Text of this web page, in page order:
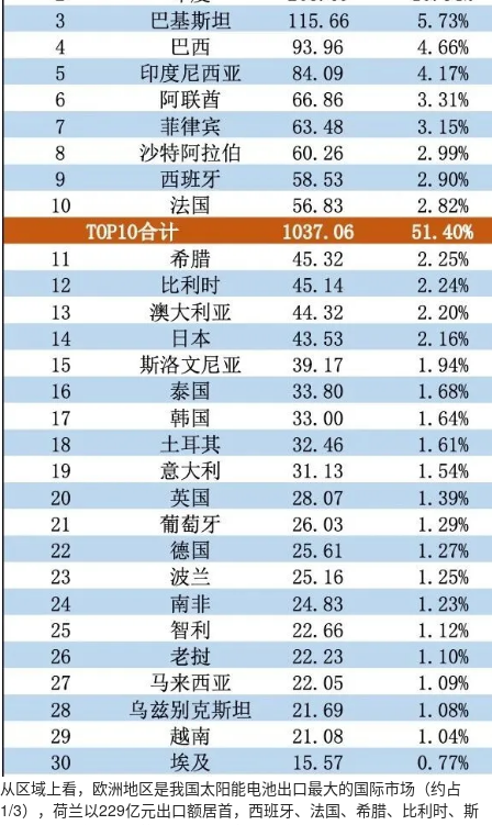
从区域上看，欧洲地区是我国太阳能电池出口最大的国际市场（约占
1/3），荷兰以229亿元出口额居首，西班牙、法国、希腊、比利时、斯